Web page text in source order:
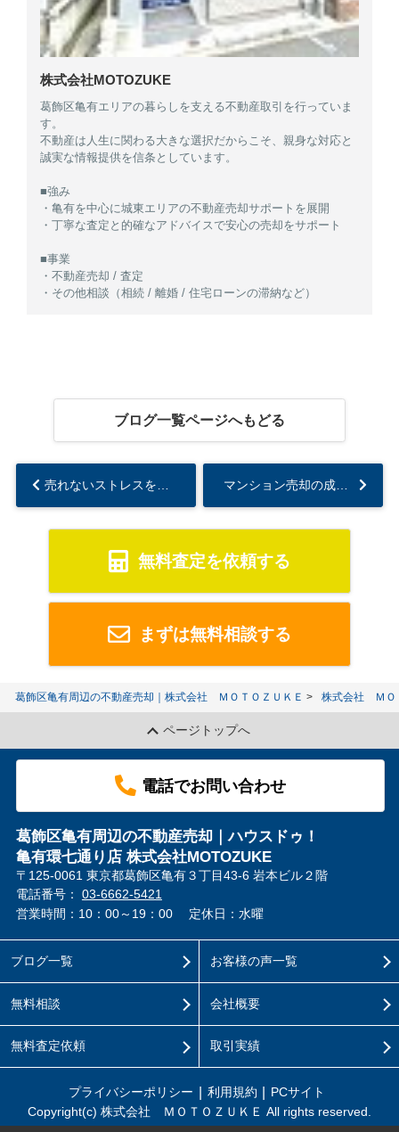
株式会社MOTOZUKE
葛飾区亀有エリアの暮らしを支える不動産取引を行っていま
す。
不動産は人生に関わる大きな選択だからこそ、親身な対応と
誠実な情報提供を信条としています。
■強み
・亀有を中心に城東エリアの不動産売却サポートを展開
・丁寧な査定と的確なアドバイスで安心の売却をサポート
■事業
・不動産売却 / 査定
・その他相談（相続 / 離婚 / 住宅ローンの滞納など）
ブログ一覧ページへもどる
無料査定を依頼する
まずは無料相談する
葛飾区亀有周辺の不動産売却｜株式会社 ＭＯＴＯＺＵＫＥ 株式会社 ＭＯ
ページトップへ
電話でお問い合わせ
葛飾区亀有周辺の不動産売却｜ハウスドゥ！
亀有環七通り店 株式会社MOTOZUKE
〒125-0061 東京都葛飾区亀有３丁目43-6 岩本ビル２階
電話番号： 03-6662-5421
営業時間：10：00～19：00
定休日：水曜
ブログ一覧
無料相談
無料査定依頼
お客様の声一覧
会社概要
取引実績
プライバシーポリシー 利用規約
PCサイト
Copyright(c) 株式会社 ＭＯＴＯＺＵＫＥ All rights reserved.